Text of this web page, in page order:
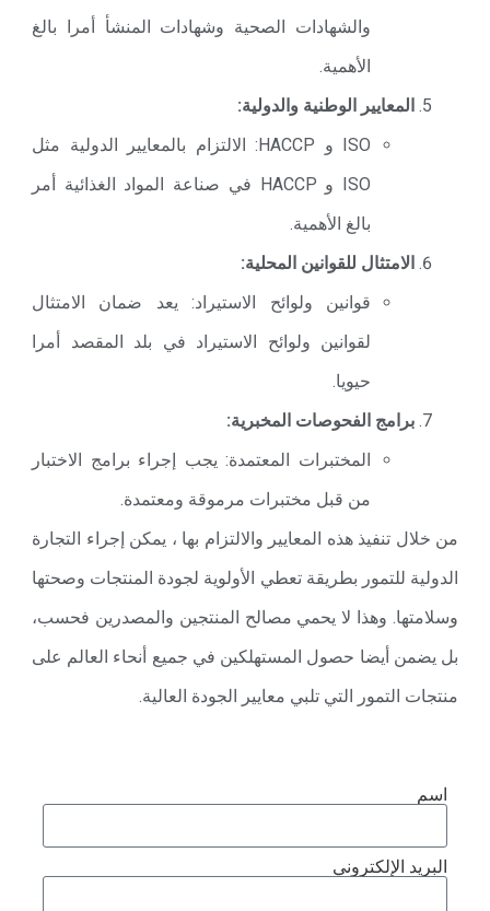
والشهادات الصحية وشهادات المنشأ أمرا بالغ
الأهمية.
المعايير الوطنية والدولية:
ISO و HACCP: الالتزام بالمعايير الدولية مثل
ISO و HACCP في صناعة المواد الغذائية أمر
بالغ الأهمية.
الامتثال للقوانين المحلية:
قوانين ولوائح الاستيراد: يعد ضمان الامتثال
لقوانين ولوائح الاستيراد في بلد المقصد أمرا
حيويا.
برامج الفحوصات المخبرية:
المختبرات المعتمدة: يجب إجراء برامج الاختبار
من قبل مختبرات مرموقة ومعتمدة.
من خلال تنفيذ هذه المعايير والالتزام بها ، يمكن إجراء التجارة
الدولية للتمور بطريقة تعطي الأولوية لجودة المنتجات وصحتها
وسلامتها. وهذا لا يحمي مصالح المنتجين والمصدرين فحسب،
بل يضمن أيضا حصول المستهلكين في جميع أنحاء العالم على
منتجات التمور التي تلبي معايير الجودة العالية.
اسم
البريد الإلكتروني